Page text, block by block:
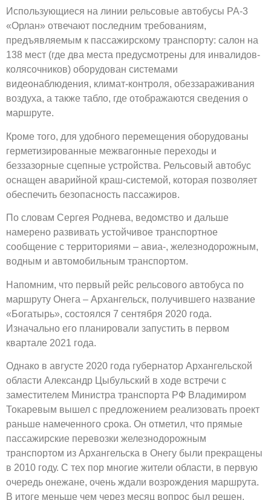
Использующиеся на линии рельсовые автобусы РА-3
«Орлан» отвечают последним требованиям,
предъявляемым к пассажирскому транспорту: салон на
138 мест (где два места предусмотрены для инвалидов-
колясочников) оборудован системами
видеонаблюдения, климат-контроля, обеззараживания
воздуха, а также табло, где отображаются сведения о
маршруте.
Кроме того, для удобного перемещения оборудованы
герметизированные межвагонные переходы и
беззазорные сцепные устройства. Рельсовый автобус
оснащен аварийной краш-системой, которая позволяет
обеспечить безопасность пассажиров.
По словам Сергея Роднева, ведомство и дальше
намерено развивать устойчивое транспортное
сообщение с территориями – авиа-, железнодорожным,
водным и автомобильным транспортом.
Напомним, что первый рейс рельсового автобуса по
маршруту Онега – Архангельск, получившего название
«Богатырь», состоялся 7 сентября 2020 года.
Изначально его планировали запустить в первом
квартале 2021 года.
Однако в августе 2020 года губернатор Архангельской
области Александр Цыбульский в ходе встречи с
заместителем Министра транспорта РФ Владимиром
Токаревым вышел с предложением реализовать проект
раньше намеченного срока. Он отметил, что прямые
пассажирские перевозки железнодорожным
транспортом из Архангельска в Онегу были прекращены
в 2010 году. С тех пор многие жители области, в первую
очередь онежане, очень ждали возрождения маршрута.
В итоге меньше чем через месяц вопрос был решен.